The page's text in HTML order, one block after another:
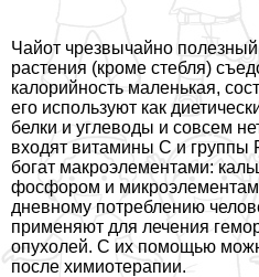
Чайот чрезвычайно полезный
растения (кроме стeбля)
калорийность маленькая,
его используют как
белки и углеводы и совсем
входят витамины С и группы
богат макроэлементами:
фосфором и
дневному потрeблению
применяют для лечения
опухолей. С их помощью
после химиотерапии.